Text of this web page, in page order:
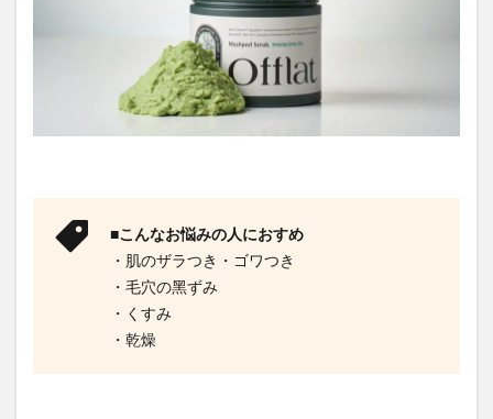
■こんなお悩みの⼈におすめ
・肌のザラつき・ゴワつき
・⽑⽳の⿊ずみ
・くすみ
・乾燥